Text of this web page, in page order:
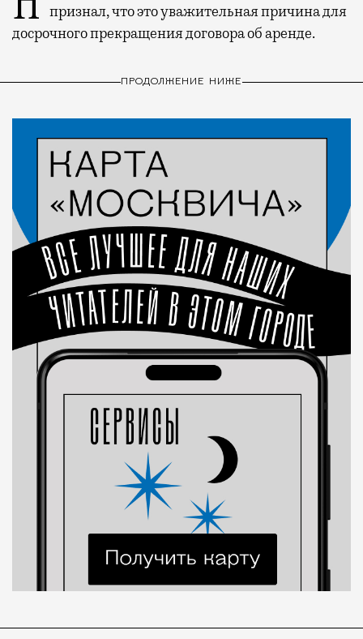
признал, что это уважительная причина для
досрочного прекращения договора об аренде.
ПРОДОЛЖЕНИЕ НИЖЕ